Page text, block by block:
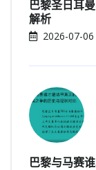
巴黎圣日耳
解析
2026-07-06
巴黎与马赛